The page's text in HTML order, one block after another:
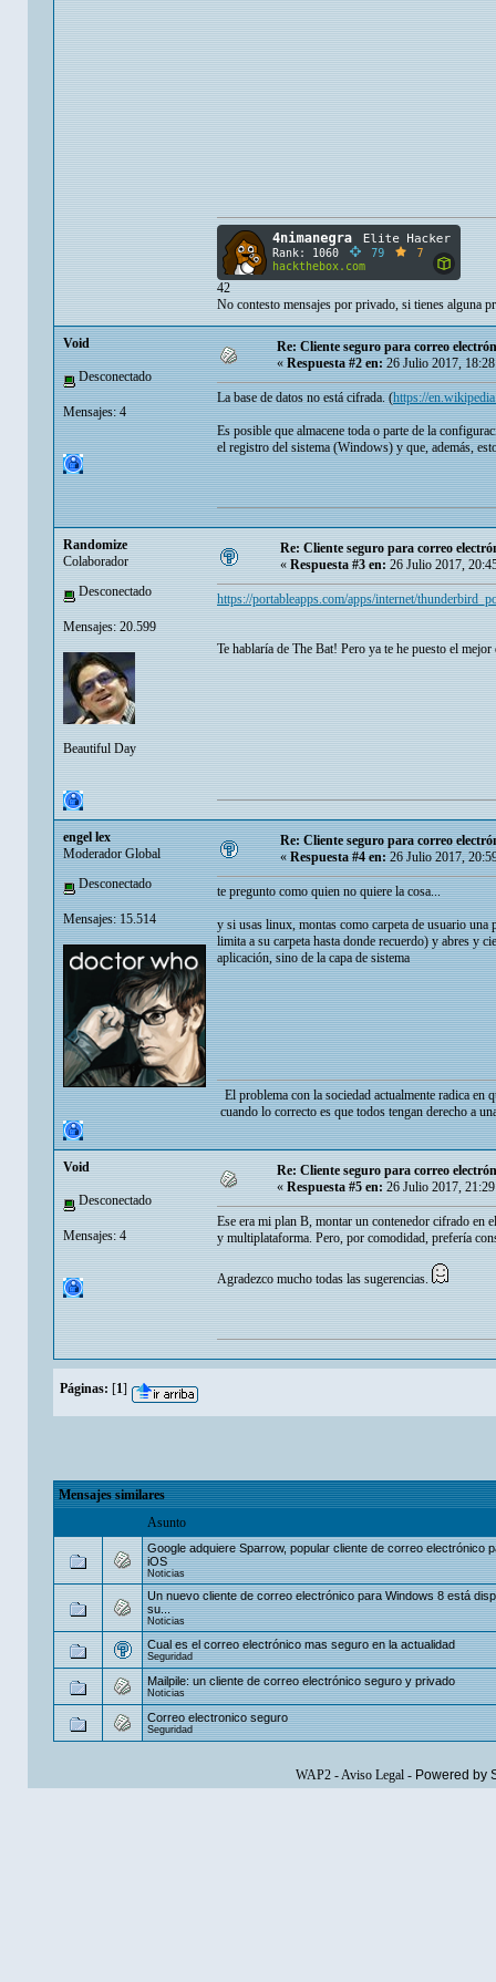
42
No contesto mensajes por privado, si tienes alguna
Void
Desconectado
Mensajes: 4
Re: Cliente seguro para correo
«Respuesta #2 en:26 Julio 2017,
La base de datos no está cifrada. (https://
Es posible que almacene toda o parte de la
el registro del sistema (Windows) y que, además,
Randomize
Colaborador
Desconectado
Mensajes: 20.599
Beautiful Day
Re: Cliente seguro para correo
« Respuesta #3 en: 26 Julio 2017,
https://portableapps.com/apps/internet/
Te hablaría de The Bat! Pero ya te he puesto el mejor
engel lex
Moderador Global
Desconectado
Mensajes: 15.514
Re: Cliente seguro para correo
«Respuesta #4 en:26 Julio 2017,
te pregunto como quien no quiere la cosa...
y si usas linux, montas como carpeta de usuario
limita a su carpeta hasta donde recuerdo) y abres y
aplicación, sino de la capa de sistema
El problema con la sociedad actualmente radica en
cuando lo correcto es que todos tengan derecho a
Void
Desconectado
Mensajes: 4
Re: Cliente seguro para correo
« Respuesta #5 en: 26 Julio 2017,
Ese era mi plan B, montar un contenedor cifrado en
y multiplataforma. Pero, por comodidad, prefería
Agradezco mucho todas las sugerencias.
Páginas: [1]
Mensajes similares
Asunto
Google adquiere Sparrow, popular cliente de correo electrónico
iOS
Noticias
Un nuevo cliente de correo electrónico para Windows 8 está
su...
Noticias
Cual es el correo electrónico mas seguro en la actualidad
Seguridad
Mailpile: un cliente de correo electrónico seguro y privado
Noticias
Correo electronico seguro
Seguridad
WAP2-Aviso Legal- Powered by